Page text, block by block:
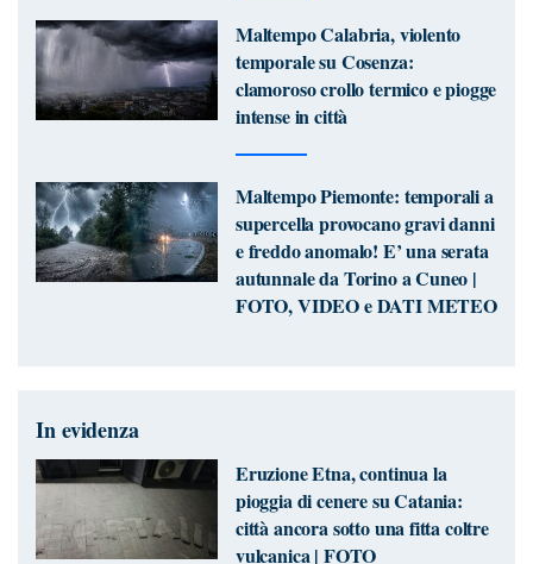
Maltempo Calabria, violento
temporale su Cosenza:
clamoroso crollo termico e piogge
intense in città
Maltempo Piemonte: temporali a
supercella provocano gravi danni
e freddo anomalo! E’ una serata
autunnale da Torino a Cuneo |
FOTO, VIDEO e DATI METEO
In evidenza
Eruzione Etna, continua la
pioggia di cenere su Catania:
città ancora sotto una fitta coltre
vulcanica | FOTO